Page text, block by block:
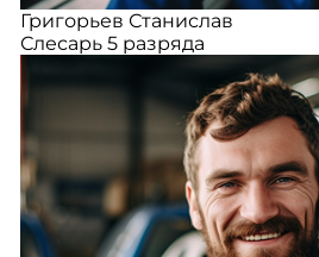
Григорьев Станислав
Слесарь 5 разряда